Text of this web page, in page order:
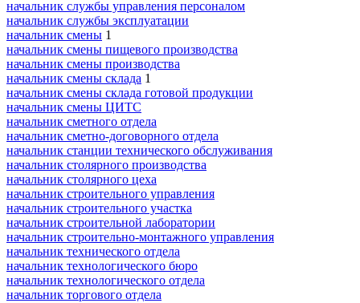
начальник службы управления персоналом
начальник службы эксплуатации
начальник смены 1
начальник смены пищевого производства
начальник смены производства
начальник смены склада 1
начальник смены склада готовой продукции
начальник смены ЦИТС
начальник сметного отдела
начальник сметно-договорного отдела
начальник станции технического обслуживания
начальник столярного производства
начальник столярного цеха
начальник строительного управления
начальник строительного участка
начальник строительной лаборатории
начальник строительно-монтажного управления
начальник технического отдела
начальник технологического бюро
начальник технологического отдела
начальник торгового отдела